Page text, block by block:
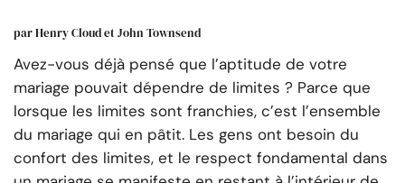
par Henry Cloud et John Townsend
Avez-vous déjà pensé que l’aptitude de votre
mariage pouvait dépendre de limites ? Parce que
lorsque les limites sont franchies, c’est l’ensemble
du mariage qui en pâtit. Les gens ont besoin du
confort des limites, et le respect fondamental dans